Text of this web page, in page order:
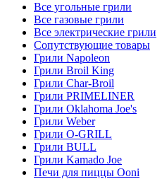
Все угольные грили
Все газовые грили
Все электрические грили
Сопутствующие товары
Грили Napoleon
Грили Broil King
Грили Char-Broil
Грили PRIMELINER
Грили Oklahoma Joe's
Грили Weber
Грили O-GRILL
Грили BULL
Грили Kamado Joe
Печи для пиццы Ooni